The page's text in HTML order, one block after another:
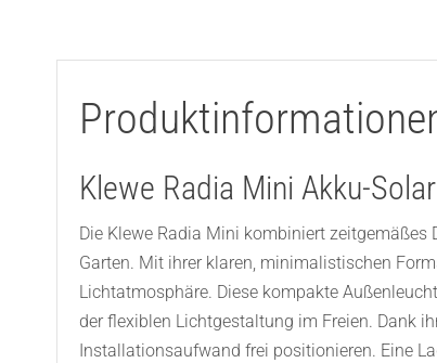
Klewe Radia Mini Akku-
Die Klewe Radia Mini kombiniert
Garten. Mit ihrer klaren, minimalistischen
Lichtatmosphäre. Diese kompakte
der flexiblen Lichtgestaltung im Freien. Dank
Installationsaufwand frei positionieren. Eine